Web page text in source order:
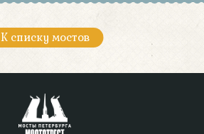
К списку мостов